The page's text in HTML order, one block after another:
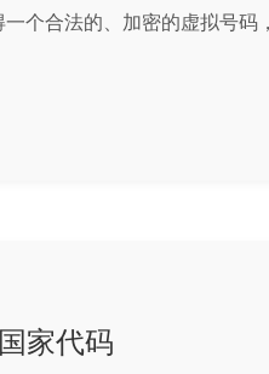
个合法的、加密的虚拟号码
家代码